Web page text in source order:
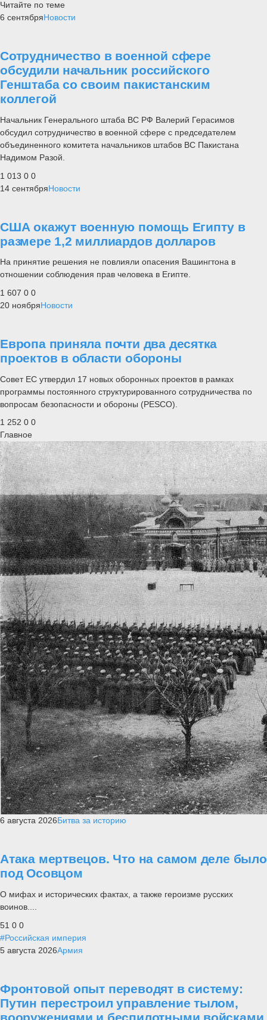
Читайте по теме
6 сентябряНовости
Сотрудничество в военной сфере
обсудили начальник российского
Генштаба со своим пакистанским
коллегой
Начальник Генерального штаба ВС РФ Валерий Герасимов
обсудил сотрудничество в военной сфере с председателем
объединенного комитета начальников штабов ВС Пакистана
Надимом Разой.
1 013 0 0
14 сентябряНовости
США окажут военную помощь Египту в
размере 1,2 миллиардов долларов
На принятие решения не повлияли опасения Вашингтона в
отношении соблюдения прав человека в Египте.
1 607 0 0
20 ноябряНовости
Европа приняла почти два десятка
проектов в области обороны
Совет ЕС утвердил 17 новых оборонных проектов в рамках
программы постоянного структурированного сотрудничества по
вопросам безопасности и обороны (PESCO).
1 252 0 0
Главное
6 августа 2026Битва за историю
Атака мертвецов. Что на самом деле было
под Осовцом
О мифах и исторических фактах, а также героизме русских
воинов....
51 0 0
#Российская империя
5 августа 2026Армия
Фронтовой опыт переводят в систему:
Путин перестроил управление тылом,
вооружениями и беспилотными войсками